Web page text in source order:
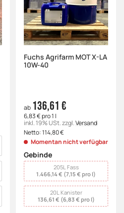
Fuchs Agrifarm MOT X-LA
10W-40
ab 136,61 €
6,83 € pro 1 l
inkl. 19% USt.zzgl.Versand
Netto:114,80€
Momentan nicht verfügbar
Gebinde
wählen 205L Fass
1.466,14 € (7,15 € pro l)
20L Kanister
136,61 € (6,83 € pro l)